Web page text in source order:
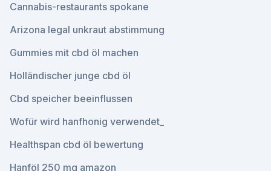
Cannabis-restaurants spokane
Arizona legal unkraut abstimmung
Gummies mit cbd öl machen
Holländischer junge cbd öl
Cbd speicher beeinflussen
Wofür wird hanfhonig verwendet_
Healthspan cbd öl bewertung
Hanföl 250 mg amazon